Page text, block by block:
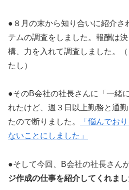
●８月の末から知り合いに紹介さ
テムの調査をしました。報酬は
構、力を入れて調査しました。
たし）
●そのB会社の社長さんに「一緒
れたけど、週３日以上勤務と通
たので断りました。
「悩んでお
ないことにしました」
●そして今回、B会社の社長さんが
ジ作成の仕事を紹介してくれまし